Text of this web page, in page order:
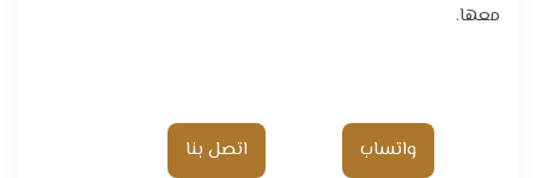
معها.
اتصل بنا واتساب